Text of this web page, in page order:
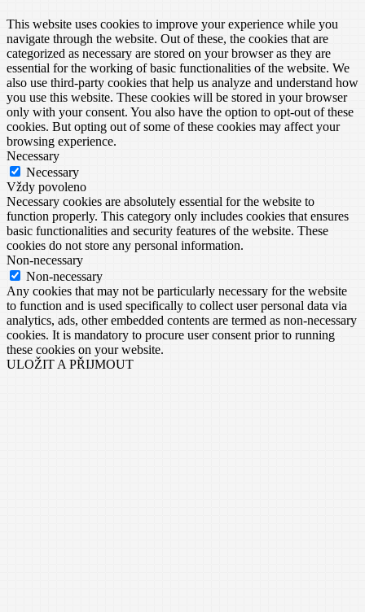
This website uses cookies to improve your experience while you
navigate through the website. Out of these, the cookies that are
categorized as necessary are stored on your browser as they are
essential for the working of basic functionalities of the website. We
also use third-party cookies that help us analyze and understand how
you use this website. These cookies will be stored in your browser
only with your consent. You also have the option to opt-out of these
cookies. But opting out of some of these cookies may affect your
browsing experience.
Necessary
Necessary
Vždy povoleno
Necessary cookies are absolutely essential for the website to
function properly. This category only includes cookies that ensures
basic functionalities and security features of the website. These
cookies do not store any personal information.
Non-necessary
Non-necessary
Any cookies that may not be particularly necessary for the website
to function and is used specifically to collect user personal data via
analytics, ads, other embedded contents are termed as non-necessary
cookies. It is mandatory to procure user consent prior to running
these cookies on your website.
ULOŽIT A PŘIJMOUT